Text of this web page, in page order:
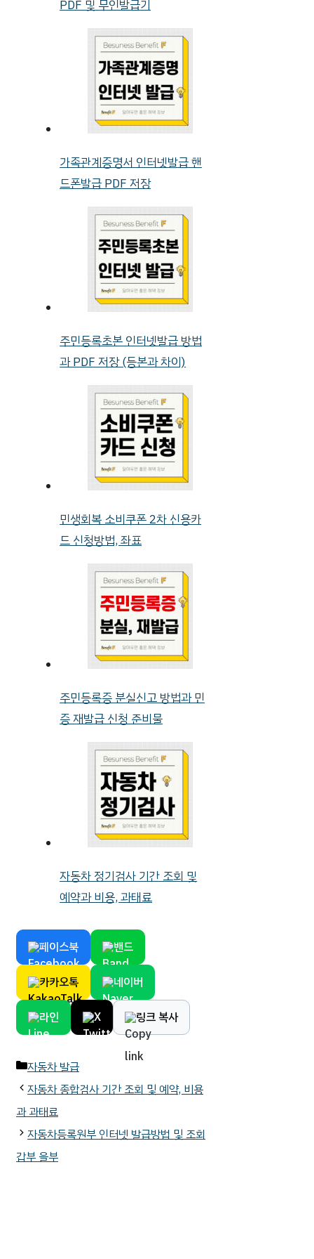
PDF 및 무인발급기
가족관계증명서 인터넷발급 핸
드폰발급 PDF 저장
주민등록초본 인터넷발급 방법
과 PDF 저장 (등본과 차이)
민생회복 소비쿠폰 2차 신용카
드 신청방법, 좌표
주민등록증 분실신고 방법과 민
증 재발급 신청 준비물
자동차 정기검사 기간 조회 및
예약과 비용, 과태료
페이스북 밴드
카카오톡 네이버
라인 X 링크 복사
카
테
고
리
자동차 발급
자동차 종합검사 기간 조회 및 예약, 비용
과 과태료
자동차등록원부 인터넷 발급방법 및 조회
갑부 을부